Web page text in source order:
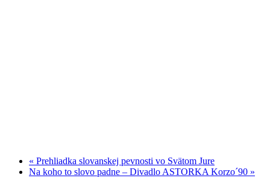
« Prehliadka slovanskej pevnosti vo Svätom Jure
Na koho to slovo padne – Divadlo ASTORKA Korzo´90 »